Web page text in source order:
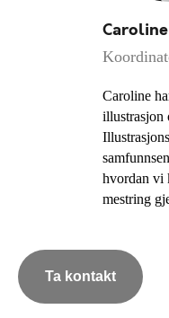
Caroline
illustrasjon
hvordan vi
mestring
Ta kontakt